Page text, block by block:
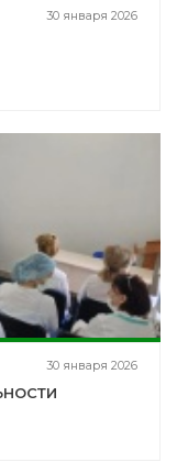
30 января 2026
30 января 2026